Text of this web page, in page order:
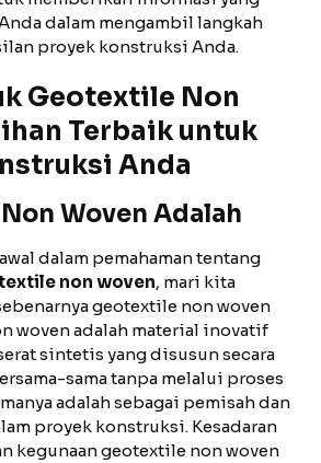
dalam mengambil langkah
proyek konstruksi Anda.
Geotextile Non
Terbaik untuk
Anda
Woven Adalah
dalam pemahaman tentang
non woven, mari kita
geotextile non woven
woven adalah material inovatif
sintetis yang disusun secara
sama tanpa melalui proses
adalah sebagai pemisah dan
proyek konstruksi. Kesadaran
kegunaan geotextile non woven